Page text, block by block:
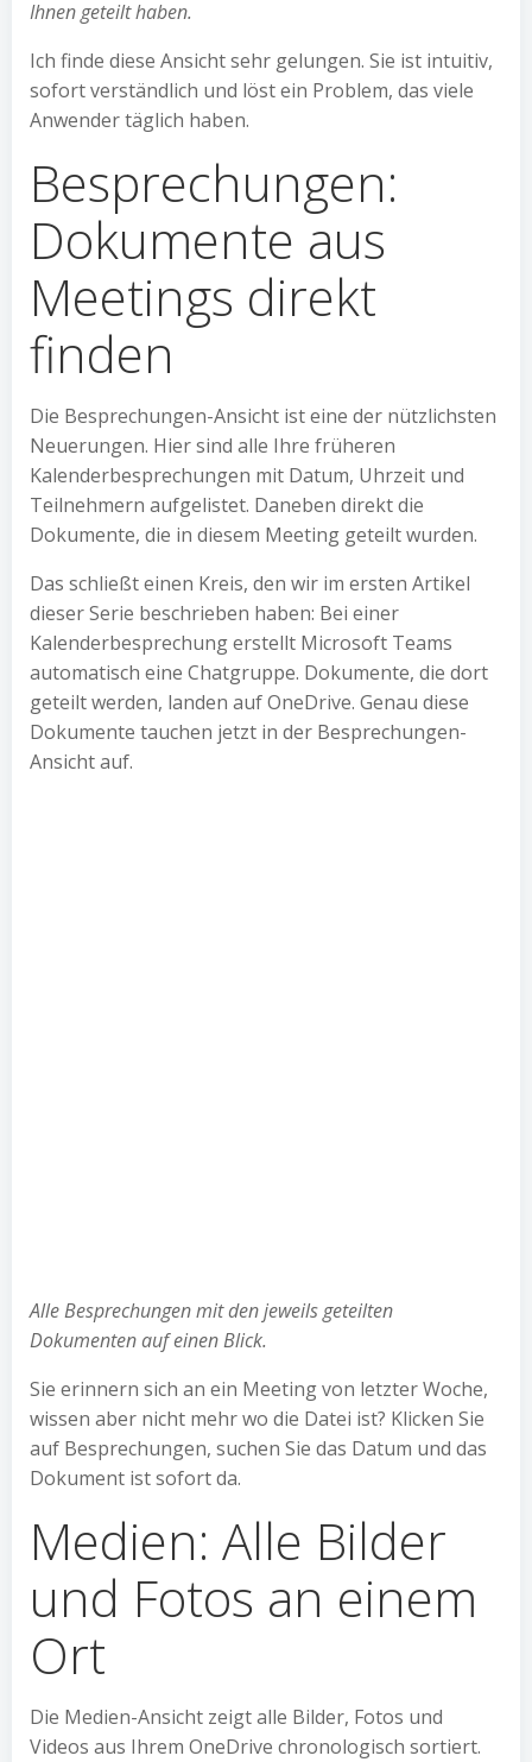
Ihnen geteilt haben.
Ich finde diese Ansicht sehr gelungen. Sie ist intuitiv,
sofort verständlich und löst ein Problem, das viele
Anwender täglich haben.
Besprechungen:
Dokumente aus
Meetings direkt
finden
Die Besprechungen-Ansicht ist eine der nützlichsten
Neuerungen. Hier sind alle Ihre früheren
Kalenderbesprechungen mit Datum, Uhrzeit und
Teilnehmern aufgelistet. Daneben direkt die
Dokumente, die in diesem Meeting geteilt wurden.
Das schließt einen Kreis, den wir im ersten Artikel
dieser Serie beschrieben haben: Bei einer
Kalenderbesprechung erstellt Microsoft Teams
automatisch eine Chatgruppe. Dokumente, die dort
geteilt werden, landen auf OneDrive. Genau diese
Dokumente tauchen jetzt in der Besprechungen-
Ansicht auf.
Alle Besprechungen mit den jeweils geteilten
Dokumenten auf einen Blick.
Sie erinnern sich an ein Meeting von letzter Woche,
wissen aber nicht mehr wo die Datei ist? Klicken Sie
auf Besprechungen, suchen Sie das Datum und das
Dokument ist sofort da.
Medien: Alle Bilder
und Fotos an einem
Ort
Die Medien-Ansicht zeigt alle Bilder, Fotos und
Videos aus Ihrem OneDrive chronologisch sortiert.